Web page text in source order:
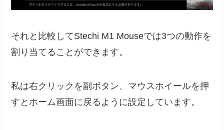
それと比較してStechi M1 Mouseでは3つの動作を
割り当てることができます。
私は右クリックを副ボタン、マウスホイールを押
すとホーム画面に戻るように設定しています。